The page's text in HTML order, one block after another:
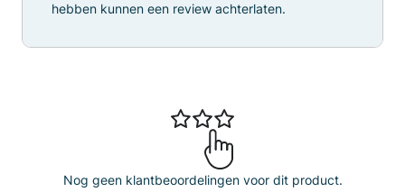
Nog geen klantbeoordelingen voor dit product.
hebben kunnen een review achterlaten.